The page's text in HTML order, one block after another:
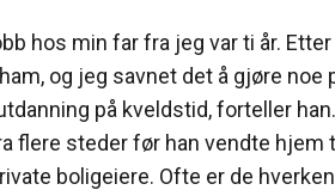
hos min far fra jeg var ti år.
og jeg savnet det å gjøre
på kveldstid, forteller
flere steder før han vendte hjem
boligeiere. Ofte er de